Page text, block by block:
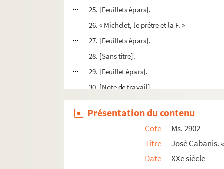
25. [Feuillets épars].
26. « Michelet, le prêtre et la F. »
27. [Feuillets épars].
28. [Sans titre].
29. [Feuillet épars].
30. [Note de travail].
31. « MICHELET, le prêtre et la femme ».
32. « Michelet ». « 1 » à « 10 » [Prière
Présentation du contenu
Cote
Ms. 2902
Titre
José Cabanis.
Date
XXe siècle